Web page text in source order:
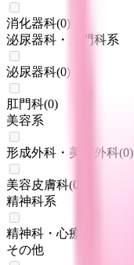
消化器科(0)
泌尿器科・肛門科系
泌尿器科(0)
肛門科(0)
美容系
形成外科・美容外科(0)
美容皮膚科(0
精神科系
精神科・心療内科
その他